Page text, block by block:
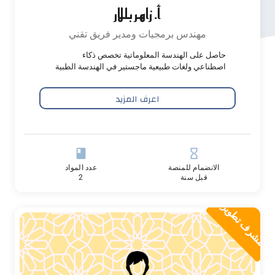
أ. زاهر بللار
مهندس برمجيات ومدير فريق تقني
حاصل على الهندسة المعلوماتية تخصص ذكاء
اصطناعي ولغات طبيعية ماجستير في الهندسة الطبية
اعرف المزيد
hourglass_empty
الانضمام للمنصة
قبل سنة
book
عدد المواد
2
مشرف تطوير